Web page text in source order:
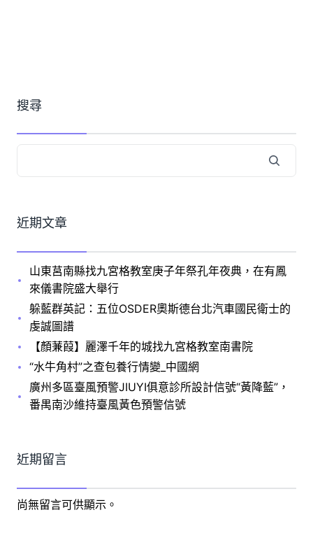
搜尋
近期文章
山東莒南縣找九宮格教室庚子年祭孔年夜典，在有鳳
來儀書院盛大舉行
躲藍群英記：五位OSDER奧斯德台北汽車國民衛士的
虔誠圖譜
【顏蒹葭】麗澤千年的城找九宮格教室南書院
“水牛角村”之查包養行情變_中國網
廣州多區臺風預警JIUYI俱意診所設計信號“黃降藍”，
番禺南沙維持臺風黃色預警信號
近期留言
尚無留言可供顯示。